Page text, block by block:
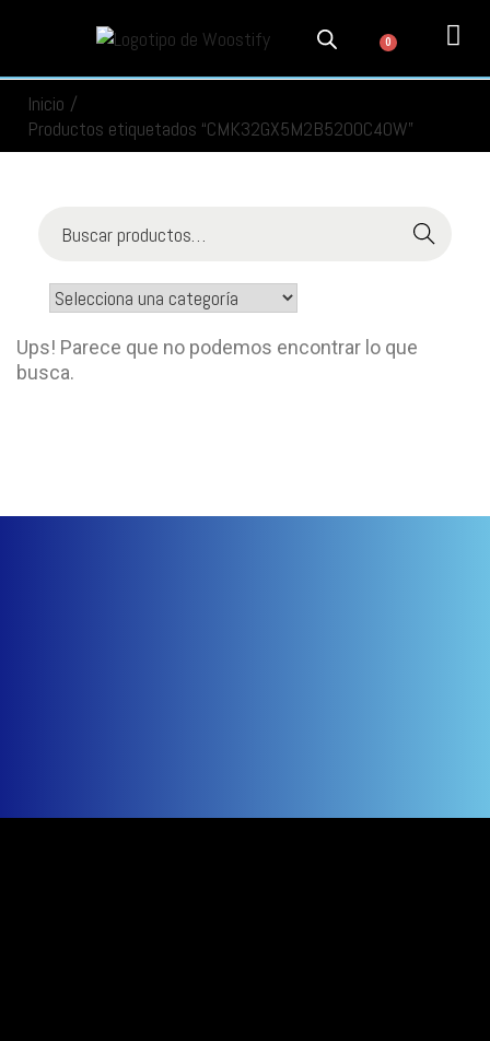
0
Inicio /
Productos etiquetados “CMK32GX5M2B5200C40W”
Buscar
Ups! Parece que no podemos encontrar lo que
busca.